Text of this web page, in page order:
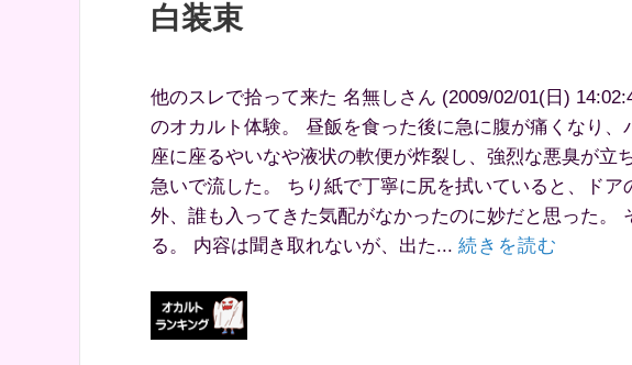
白装束
他のスレで拾って来た 名無しさん (2009/02/01(日)
のオカルト体験。 昼飯を食った後に急に腹が痛くなり
座に座るやいなや液状の軟便が炸裂し、強烈な悪臭が立
急いで流した。 ちり紙で丁寧に尻を拭いていると、ド
外、誰も入ってきた気配がなかったのに妙だと思った。
る。 内容は聞き取れないが、出た... 続きを読む